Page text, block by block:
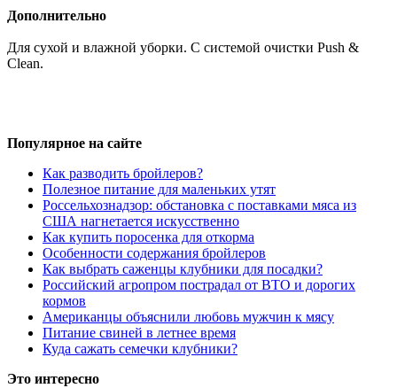
Дополнительно
Для сухой и влажной уборки. С системой очистки Push &
Clean.
Популярное на сайте
Как разводить бройлеров?
Полезное питание для маленьких утят
Россельхознадзор: обстановка с поставками мяса из
США нагнетается искусственно
Как купить поросенка для откорма
Особенности содержания бройлеров
Как выбрать саженцы клубники для посадки?
Российский агропром пострадал от ВТО и дорогих
кормов
Американцы объяснили любовь мужчин к мясу
Питание свиней в летнее время
Куда сажать семечки клубники?
Это интересно